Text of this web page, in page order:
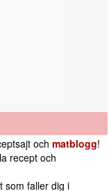
och matblogg!
recept och
som faller dig i